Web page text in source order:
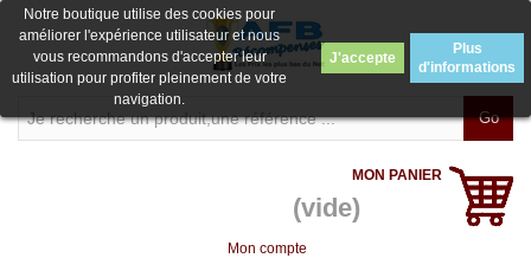
Go
MON PANIER
(vide)
Mon compte
Notre boutique utilise des cookies pour
améliorer l'expérience utilisateur et nous
vous recommandons d'accepter leur
utilisation pour profiter pleinement de votre
navigation.
J'accepte
Plus
d'informations